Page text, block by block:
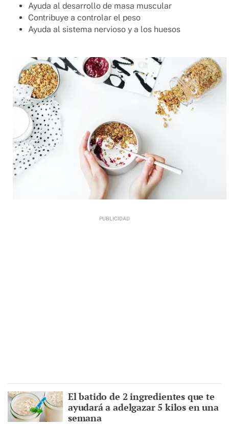
Ayuda al desarrollo de masa muscular
Contribuye a controlar el peso
Ayuda al sistema nervioso y a los huesos
El batido de 2 ingredientes que te
ayudará a adelgazar 5 kilos en una
semana